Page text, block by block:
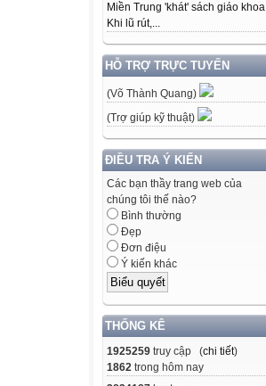
Miền Trung 'khát' sách giáo khoa
Khi lũ rút,...
HỖ TRỢ TRỰC TUYẾN
(Võ Thành Quang)
(Trợ giúp kỹ thuật)
ĐIỀU TRA Ý KIẾN
Các bạn thầy trang web của
chúng tôi thế nào?
Bình thường
Đẹp
Đơn điệu
Ý kiến khác
THỐNG KÊ
1925259 truy cập (chi tiết)
1862 trong hôm nay